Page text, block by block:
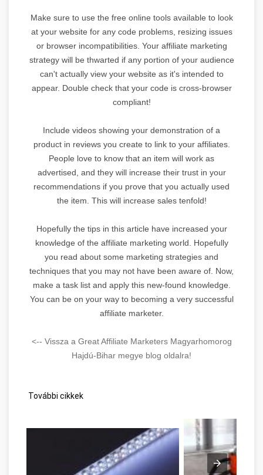
Make sure to use the free online tools available to look
at your website for any code problems, resizing issues
or browser incompatibilities. Your affiliate marketing
strategy will be thwarted if any portion of your audience
can't actually view your website as it's intended to
appear. Double check that your code is cross-browser
compliant!
Include videos showing your demonstration of a
product in reviews you create to link to your affiliates.
People love to know that an item will work as
advertised, and they will increase their trust in your
recommendations if you prove that you actually used
the item. This will increase sales tenfold!
Hopefully the tips in this article have increased your
knowledge of the affiliate marketing world. Hopefully
you read about some marketing strategies and
techniques that you may not have been aware of. Now,
make a task list and apply this new-found knowledge.
You can be on your way to becoming a very successful
affiliate marketer.
<-- Vissza a Great Affiliate Marketers Magyarhomorog
Hajdú-Bihar megye blog oldalra!
További cikkek